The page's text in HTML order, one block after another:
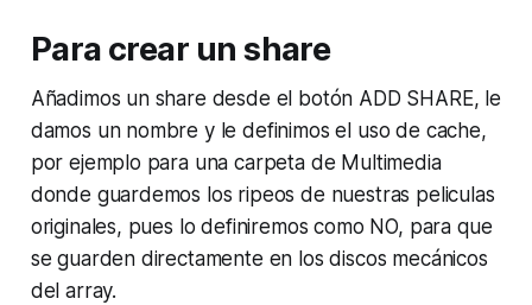
Para crear un share
Añadimos un share desde el botón ADD SHARE, le
damos un nombre y le definimos el uso de cache,
por ejemplo para una carpeta de Multimedia
donde guardemos los ripeos de nuestras peliculas
originales, pues lo definiremos como NO, para que
se guarden directamente en los discos mecánicos
del array.